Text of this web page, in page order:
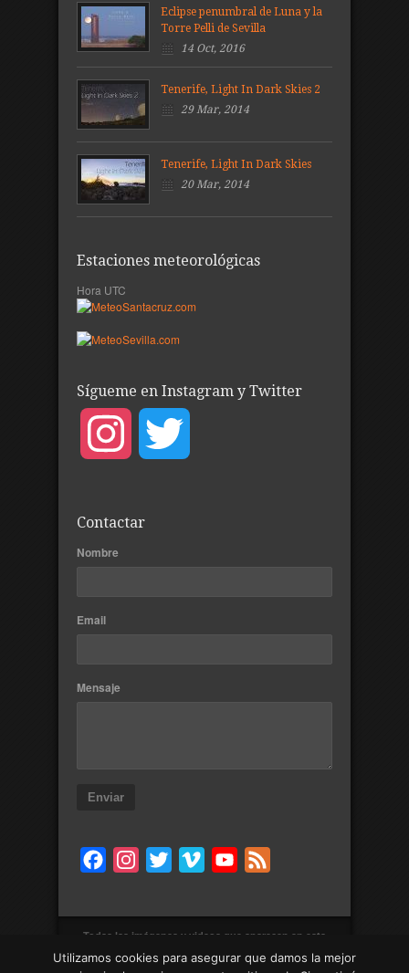
Eclipse penumbral de Luna y la
Torre Pelli de Sevilla
14 Oct, 2016
Tenerife, Light In Dark Skies 2
29 Mar, 2014
Tenerife, Light In Dark Skies
20 Mar, 2014
Estaciones meteorológicas
Hora UTC
Sígueme en Instagram y Twitter
Instagram
Contactar
Nombre
Email
Mensaje
Enviar
FacebookInstagram
Twitter Vimeo YouTube
Todas las imágenes y videos que aparecen en esta
web son obras con autoría de Víctor González y
están sujetas a Copyright ©, a menos que se indique
Utilizamos cookies para asegurar que damos la mejor